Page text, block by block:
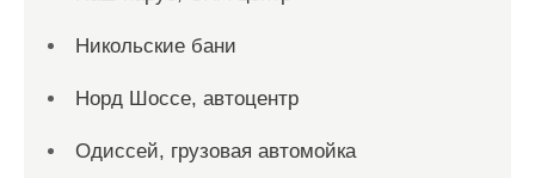
Никольские бани
Норд Шоссе, автоцентр
Одиссей, грузовая автомойка